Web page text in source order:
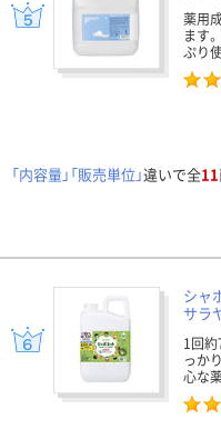
薬用
ます
ぷり
「内容量」「販売単位」違いで全11
シャ
サラ
1回約
っか
心な